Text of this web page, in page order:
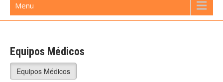
Menu
Equipos Médicos
Equipos Médicos